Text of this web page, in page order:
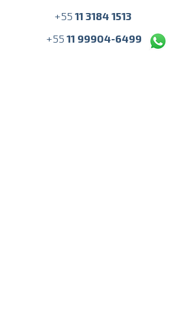
+55 11 3184 1513
+55 11 99904-6499